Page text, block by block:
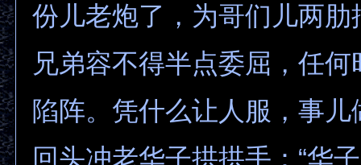
份儿老炮了，为哥们儿两肋
兄弟容不得半点委屈，任
陷阵。凭什么让人服，事
回头冲老华子拱拱手：“华